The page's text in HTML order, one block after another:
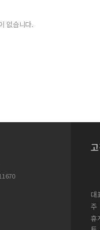
없습니다.
대
주
휴